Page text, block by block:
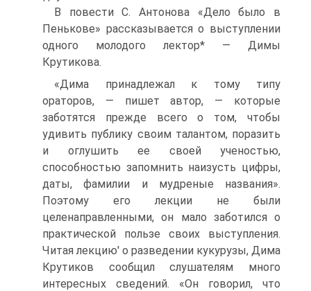
В повести С. Антонова «Дело было в
Пенькове» рассказывается о выступлении
одного молодого лектор* — Димы
Крутикова.
«Дима принадлежал к тому типу
ораторов, — пишет автор, — которые
заботятся прежде всего о том, чтобы
удивить публику своим талантом, поразить
и оглушить ее своей ученостью,
способностью запомнить наизусть цифры,
даты, фамилии и мудреные названия».
Поэтому его лекции не были
целенаправленными, он мало заботился о
практической пользе своих выступления.
Читая лекцию' о разведении кукурузы, Дима
Крутиков сообщил слушателям много
интересных сведений. «Он говорил, что